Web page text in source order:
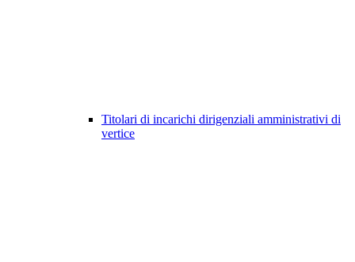
Titolari di incarichi dirigenziali amministrativi di
vertice